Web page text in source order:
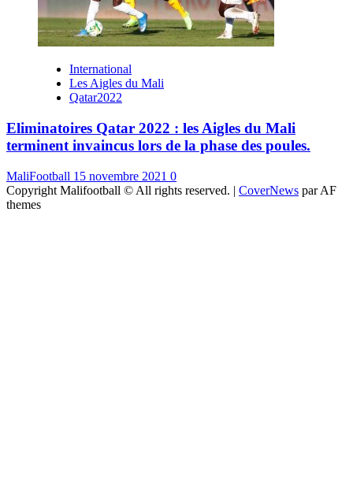
International
Les Aigles du Mali
Qatar2022
Eliminatoires Qatar 2022 : les Aigles du Mali
terminent invaincus lors de la phase des poules.
MaliFootball 15 novembre 2021 0
Copyright Malifootball © All rights reserved. | CoverNews par AF
themes